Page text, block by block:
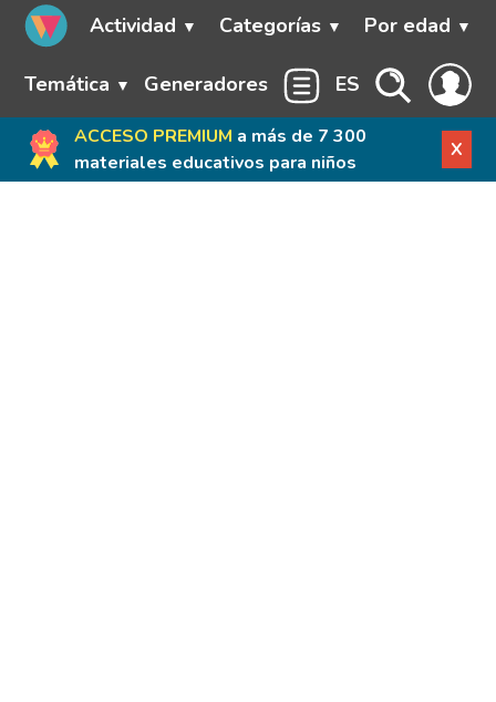
Actividad Categorías Por edad
Temática Generadores ES
ACCESO PREMIUM a más de 7 300
materiales educativos para niños
X